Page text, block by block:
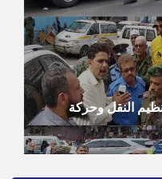
النقل وحركة